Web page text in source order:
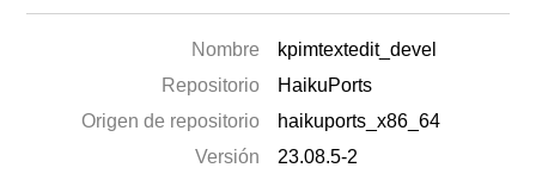
Nombre
kpimtextedit_devel
Repositorio
HaikuPorts
Origen de repositorio
haikuports_x86_64
Versión
23.08.5-2